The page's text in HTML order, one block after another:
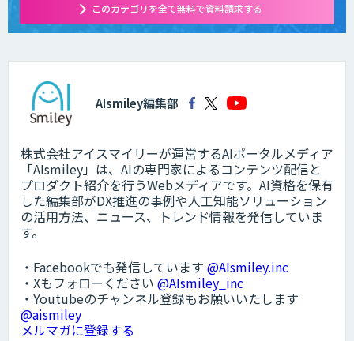
このカテゴリを全て無料で資料請求する
AIsmiley編集部
株式会社アイスマイリーが運営するAIポータルメディア
「AIsmiley」は、AIの専門家によるコンテンツ配信と
プロダクト紹介を行うWebメディアです。AI資格を保有
した編集部がDX推進の事例や人工知能ソリューション
の活用方法、ニュース、トレンド情報を発信していま
す。
・Facebookでも発信しています @AIsmiley.inc
・Xもフォローください @AIsmiley_inc
・Youtubeのチャンネル登録もお願いいたします
@aismiley
メルマガに登録する